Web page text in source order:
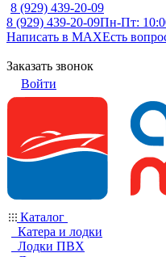
8 (929) 439-20-09
8 (929) 439-20-09Пн-Пт:
Написать в MAXЕсть
Заказать звонок
Войти
Каталог
Катера и лодки
Лодки ПВХ